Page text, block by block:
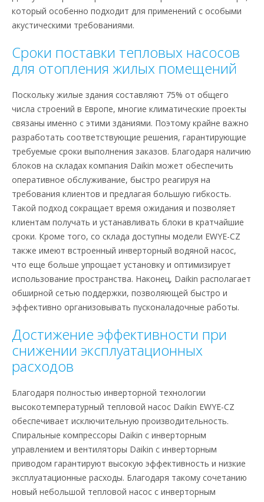
который особенно подходит для применений с особыми
акустическими требованиями.
Сроки поставки тепловых насосов
для отопления жилых помещений
Поскольку жилые здания составляют 75% от общего
числа строений в Европе, многие климатические проекты
связаны именно с этими зданиями. Поэтому крайне важно
разработать соответствующие решения, гарантирующие
требуемые сроки выполнения заказов. Благодаря наличию
блоков на складах компания Daikin может обеспечить
оперативное обслуживание, быстро реагируя на
требования клиентов и предлагая большую гибкость.
Такой подход сокращает время ожидания и позволяет
клиентам получать и устанавливать блоки в кратчайшие
сроки. Кроме того, со склада доступны модели EWYE-CZ
также имеют встроенный инверторный водяной насос,
что еще больше упрощает установку и оптимизирует
использование пространства. Наконец, Daikin располагает
обширной сетью поддержки, позволяющей быстро и
эффективно организовывать пусконаладочные работы.
Достижение эффективности при
снижении эксплуатационных
расходов
Благодаря полностью инверторной технологии
высокотемпературный тепловой насос Daikin EWYE-CZ
обеспечивает исключительную производительность.
Спиральные компрессоры Daikin с инверторным
управлением и вентиляторы Daikin с инверторным
приводом гарантируют высокую эффективность и низкие
эксплуатационные расходы. Благодаря такому сочетанию
новый небольшой тепловой насос с инверторным